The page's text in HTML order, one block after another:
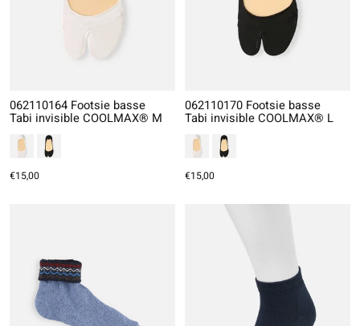
062110164 Footsie basse
Tabi invisible COOLMAX® M
€15,00
062110170 Footsie basse
Tabi invisible COOLMAX® L
€15,00